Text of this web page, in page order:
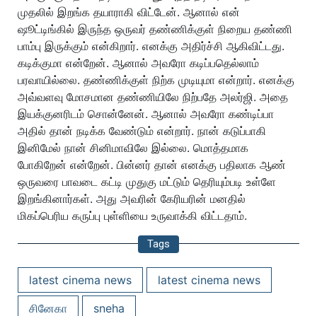
முதலில் இறங்க தயாராகி விட்டேன். ஆனால் என்
ஷூட்டிங்கில் இருந்த ஒருவர் தண்ணிக்குள் நிறைய தண்ணி
பாம்பு இருக்கும் என்கிறார். எனக்கு அதிர்ச்சி ஆகிவிட்டது.
கடிக்குமா என்றேன். ஆனால் அவரோ கடிப்பதெல்லாம்
பரவாயில்லை. தண்ணிக்குள் நிற்க முடியுமா என்றார். எனக்கு
அவ்வளவு மோசமான தண்ணியிலே நிற்பதே அலர்ஜி. அதை
இயக்குனரிடம் சொன்னேன். ஆனால் அவரோ கண்டிப்பா
அதில் தான் நடிக்க வேண்டும் என்றார். நான் கடுப்பாகி
இனிமேல் நான் சினிமாவிலே இல்லை. மொத்தமாக
போகிறேன் என்றேன். பின்னர் தான் எனக்கு பதிலாக ஆண்
ஒருவரை பாவடை கட்டி முதுகு மட்டும் தெரியும்படி உள்ளே
இறங்கினார்கள். அது அவரின் கேரியரின் மனதில்
மிகப்பெரிய கருப்பு புள்ளியை உருவாக்கி விட்டதாம்.
Tags
latest cinema news
latest cinema news
சினேகா
sneha